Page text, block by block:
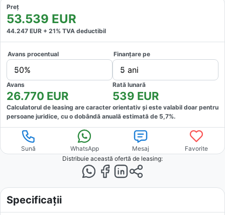
Preț
53.539 EUR
44.247 EUR + 21% TVA deductibil
Avans procentual
50%
Finanțare pe
5 ani
Avans
26.770 EUR
Rată lunară
539 EUR
Calculatorul de leasing are caracter orientativ și este valabil doar pentru
persoane juridice, cu o dobândă anuală estimată de 5,7%.
Sună WhatsApp Mesaj
Favorite
Distribuie această ofertă de leasing:
Specificații